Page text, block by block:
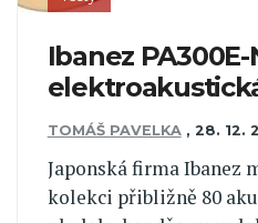
Ibanez PA300E-
TOMÁŠ PAVELKA , 28. 12.
Japonská firma Ibanez
kolekci přibližně 80